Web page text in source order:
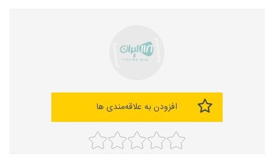
افزودن به علاقه‌مندی ها